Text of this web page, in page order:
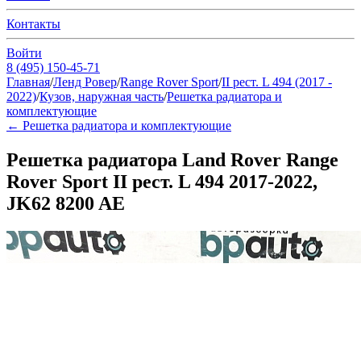
Контакты
Войти
8 (495) 150-45-71
Главная/Ленд Ровер/Range Rover Sport/II рест. L 494 (2017 -
2022)/Кузов, наружная часть/Решетка радиатора и
комплектующие
← Решетка радиатора и комплектующие
Решетка радиатора Land Rover Range
Rover Sport II рест. L 494 2017-2022,
JK62 8200 AE